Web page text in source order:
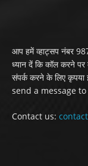
आप हमें व्हाट्सप नंबर
ध्यान दें कि कॉल करने पर
संपर्क करने के लिए
send a message
Contact us: